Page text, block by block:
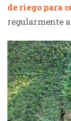
de riego para
regularmente